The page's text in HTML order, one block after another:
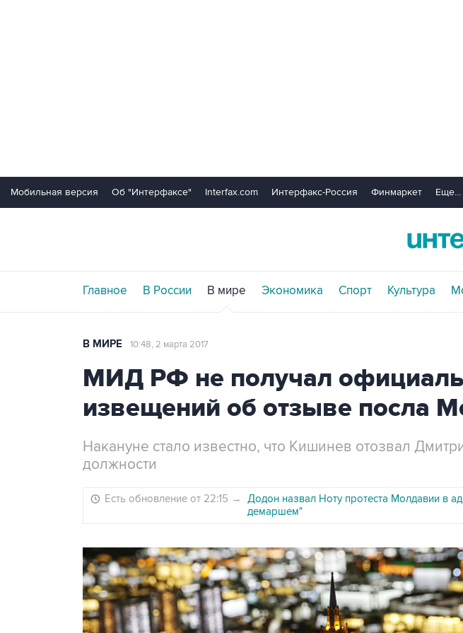
Мобильная версия Об "Интерфаксе" Interfax.com Интерфакс-Россия Финмаркет Еще...
Главное В России В мире Экономика Спорт Культура
В МИРЕ 10:48, 2 марта 2017
МИД РФ не получал
извещений об отзыве посла
Накануне стало известно, что Кишинев отозвал
должности
Есть обновление от 22:15 →
Додон назвал Ноту протеста Молдавии в
демаршем"